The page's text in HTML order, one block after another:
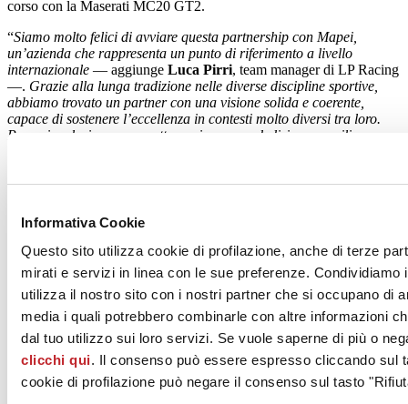
Informativa Cookie
Questo sito utilizza cookie di profilazione, anche di terze
mirati e servizi in linea con le sue preferenze.
utilizza il nostro sito con i nostri partner che si occupano di
media i quali potrebbero combinarle con altre informazioni
dal tuo utilizzo sui loro servizi. Se vuole saperne di più o
clicchi qui. Il consenso può essere espresso cliccando sul
cookie di profilazione può negare il consenso sul tasto
corso con la Maserati MC20 GT2.
“Siamo molto felici di avviare questa partnership con Mapei,
un’azienda che rappresenta un punto di riferimento a livello
internazionale — aggiunge Luca Pirri, team manager di LP Racing
—. Grazie alla lunga tradizione nelle diverse discipline sportive,
abbiamo trovato un partner con una visione solida e coerente,
capace di sostenere l’eccellenza in contesti molto diversi tra loro.
Per noi, valori come correttezza, impegno, dedizione e resilienza,
rappresenti una base concreta per costruire insieme un percorso di
a partire da questa stagione
Il programma del campionato GT2 European Series 2026 prenderà
il via il 30-31 maggio a Monza, casa storica del motorsport italiano,
per poi proseguire il 20-21 giugno in Belgio con la Spa Speedweek.
La terza tappa si disputerà il 18-19 luglio a Misano, prima di
spostarsi nei Paesi Bassi con la gara di Zandvoort del 19-20
settembre. La stagione si concluderà il 17-18 ottobre a Portimão, in
Portogallo.
Mapei e il team LP Racing si preparano così a vivere insieme cinque
appuntamenti di grande spettacolo sui circuiti più iconici d’Europa.